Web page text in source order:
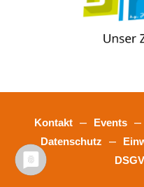
Kontakt – Events
Datenschutz –